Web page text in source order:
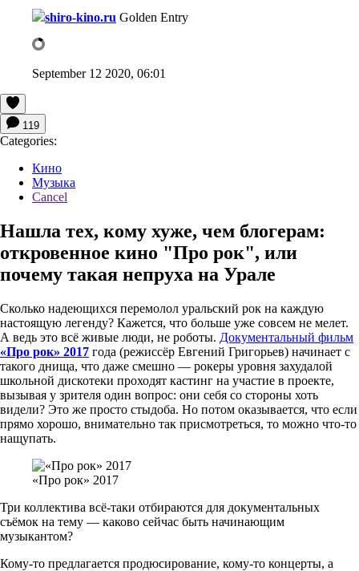
shiro-kino.ru Golden Entry
September 12 2020, 06:01
119
Categories:
Кино
Музыка
Cancel
Нашла тех, кому хуже, чем блогерам:
откровенное кино "Про рок", или
почему такая непруха на Урале
Сколько надеющихся перемолол уральский рок на каждую
настоящую легенду? Кажется, что больше уже совсем не мелет.
А ведь это всё живые люди, не роботы. Документальный фильм
«Про рок» 2017 года (режиссёр Евгений Григорьев) начинает с
такого днища, что даже смешно — рокеры уровня захудалой
школьной дискотеки проходят кастинг на участие в проекте,
вызывая у зрителя один вопрос: они себя со стороны хоть
видели? Это же просто стыдоба. Но потом оказывается, что если
прямо хорошо, внимательно так присмотреться, то можно что-то
нащупать.
«Про рок» 2017
Три коллектива всё-таки отбираются для документальных
съёмок на тему — каково сейчас быть начинающим
музыкантом?
Кому-то предлагается продюсирование, кому-то концерты, а